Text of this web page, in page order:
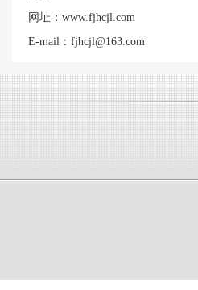
网址：www.fjhcjl.com
E-mail：fjhcjl@163.com